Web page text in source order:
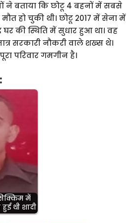
ने बताया कि छोटू 4 बहनों में सबसे
मौत हो चुकी थी। छोटू 2017 में सेना में
घर की स्थिति में सुधार हुआ था। वह
सरकारी नौकरी वाले शख्स थे।
परिवार गमगीन है।
में
थी शादी